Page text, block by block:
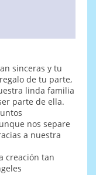
sinceras y tu
de tu parte,
linda familia
parte de ella.
nos separe
a nuestra
creación tan